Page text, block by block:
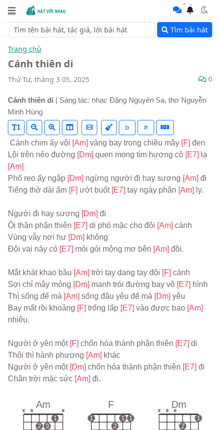
Tìm bài hát
Trang chủ
Cánh thiên di
Thứ Tư, tháng 3 05, 2025 0
Cánh thiên di | Sáng tác: nhạc Đặng Nguyên Sa, thơ Nguyễn
Minh Hùng
b #
Cánh chim ấy vội [Am] vàng bay trong chiều mây [F] đen
Lội trên nẻo đường [Dm] quen mong tìm hương cỏ [E7]
[Am]
Phố reo ấy ngập [Dm] ngừng người đi hay sương [Am] đi
Tiếng thở dài ẩm [F] ướt buốt [E7] tay ngày phân [Am] ly.
Người đi hay sương [Dm] đi
Ôi thân phận thiên [E7] di phó mặc cho đôi [Am] cánh
Vùng vẫy nơi hư [Dm] không
Đôi vai này có [E7] mỏi gói mộng mơ bên [Am] đồi.
Mắt khát khao bầu [Am] trời tay dang tay đôi [F] cánh
Sợi chỉ mây mỏng [Dm] manh trói đường bay vô [E7] hình
Thì sống để mà [Am] sống đâu yêu để mà [Dm] yêu
Bay mất rồi khoảng [F] trống lấp [E7] vào được bao
nhiêu.
Người ở yên một [F] chốn hóa thành phận thiên [E7] di
Thôi thì hành phương [Am] khác
Người ở yên một [Dm] chốn hóa thành phận thiên [E7] đi
Chân trời mặc sức [Am] đi.
Am
x o
2 3
1
o
F
1
2
1 1
Dm
x o o
2
1